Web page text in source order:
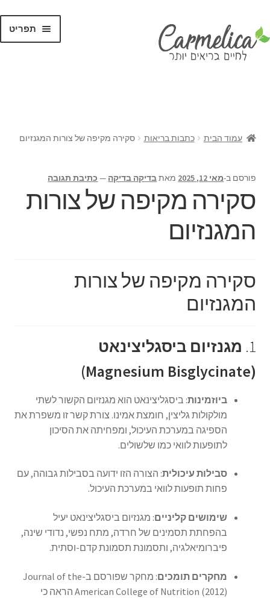
תפריט
עמוד הבית כתבות בריאות סקירה מקיפה של צורות המגנזיום
פורסם ב-מאי 12, 2025 מאתבדיקה בדיקה — כתיבת תגובה
סקירה מקיפה של צורות
המגנזיום
סקירה מקיפה של צורות
המגנזיום
1. מגנזיום ביסגליצינאט
(Magnesium Bisglycinate)
ביוזמינות: ביסגליצינאט הוא מגנזיום הקשור לשתי
מולקולות גליצין, חומצת אמינו. צורת קשר זו משפרת את
הספיגה במערכת העיכול, ומפחיתה את הסיכון
לתופעות לוואי כמו שלשולים.
סבילות עיכולית: הצורה הזו ידועה בסבילות גבוהה, עם
פחות תופעות לוואי במערכת העיכול.
שימושים קליניים: מגנזיום ביסגליצינאט יעיל
בהפחתת תסמינים של חרדה, מתח נפשי, נדודי שינה,
פיברומיאלגיה, ותסמונת תסמונת קדם-וסתית.
מחקרים תומכים:
מחקר שפורסם ב-Journal of the
American College of Nutrition (2012) הראה כי